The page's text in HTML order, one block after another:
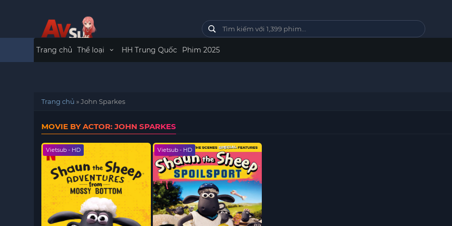
Trang chủ Thể loại HH Trung Quốc Phim 2025
Trang chủ »John Sparkes
MOVIE BY ACTOR: JOHN SPARKES
Vietsub - HD Vietsub - HD